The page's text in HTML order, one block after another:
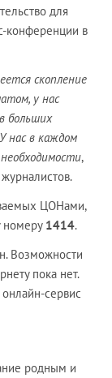
для
в
скопление
у нас
больших
нас в каждом
,
ЦОНами,
номеру 1414.
Возможности
пока нет.
сервис
родным и